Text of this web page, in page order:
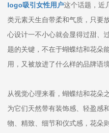
logo吸引女性用户这个话题，近
类元素天生自带柔和气质，只要
心设计一不小心就会显得过甜、
题的关键，不在于蝴蝶结和花朵
用，又被放进了什么样的品牌语境
从视觉心理来看，蝴蝶结和花朵
为它们天然带有装饰感、轻盈感
物、精致、细节和仪式感，花朵